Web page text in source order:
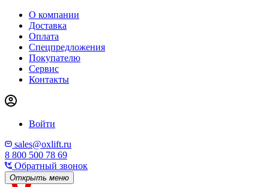
О компании
Доставка
Оплата
Спецпредложения
Покупателю
Сервис
Контакты
Войти
sales@oxlift.ru
8 800 500 78 69
Обратный звонок
Открыть меню